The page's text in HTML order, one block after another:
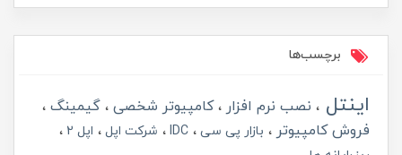
برچسب‌ها
اینتل نصب نرم افزار کامپیوتر شخصی
گیمینگ
فروش کامپیوتر
بازار پی سی IDC شرکت اپل
اپل 2